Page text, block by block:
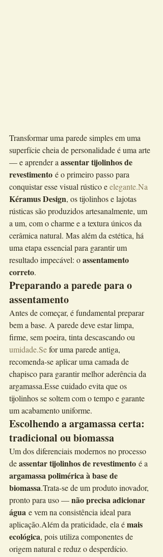
Transformar uma parede simples em uma
superfície cheia de personalidade é uma arte
— e aprender a assentar tijolinhos de
revestimento é o primeiro passo para
conquistar esse visual rústico e elegante.Na
Kéramus Design, os tijolinhos e lajotas
rústicas são produzidos artesanalmente, um
a um, com o charme e a textura únicos da
cerâmica natural. Mas além da estética, há
uma etapa essencial para garantir um
resultado impecável: o assentamento
correto.
Preparando a parede para o
assentamento
Antes de começar, é fundamental preparar
bem a base. A parede deve estar limpa,
firme, sem poeira, tinta descascando ou
umidade.Se for uma parede antiga,
recomenda-se aplicar uma camada de
chapisco para garantir melhor aderência da
argamassa.Esse cuidado evita que os
tijolinhos se soltem com o tempo e garante
um acabamento uniforme.
Escolhendo a argamassa certa:
tradicional ou biomassa
Um dos diferenciais modernos no processo
de assentar tijolinhos de revestimento é a
argamassa polimérica à base de
biomassa.Trata-se de um produto inovador,
pronto para uso — não precisa adicionar
água e vem na consistência ideal para
aplicação.Além da praticidade, ela é mais
ecológica, pois utiliza componentes de
origem natural e reduz o desperdício.